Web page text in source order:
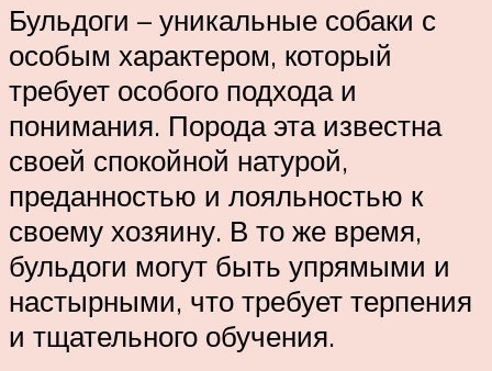
Бульдоги – уникальные собаки с
особым характером, который
требует особого подхода и
понимания. Порода эта известна
своей спокойной натурой,
преданностью и лояльностью к
своему хозяину. В то же время,
бульдоги могут быть упрямыми и
настырными, что требует терпения
и тщательного обучения.